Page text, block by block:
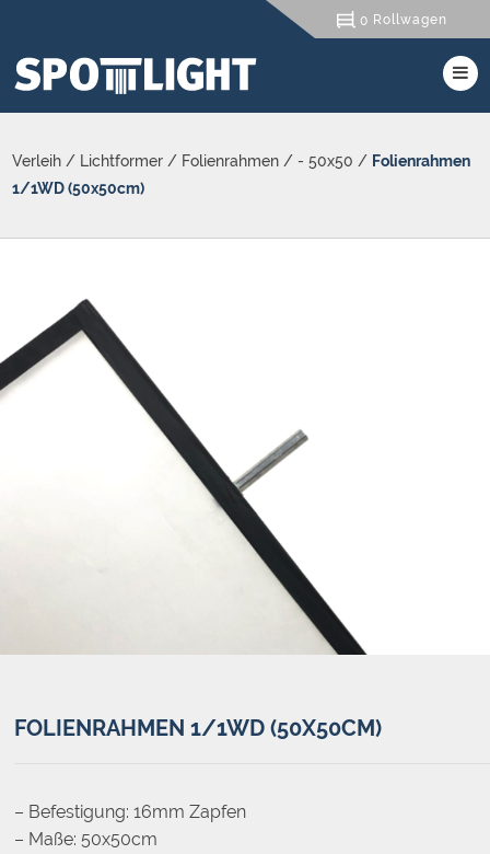
0 Rollwagen
Verleih / Lichtformer / Folienrahmen / - 50x50 / Folienrahmen
1/1WD (50x50cm)
FOLIENRAHMEN 1/1WD (50X50CM)
– Befestigung: 16mm Zapfen
– Maße: 50x50cm